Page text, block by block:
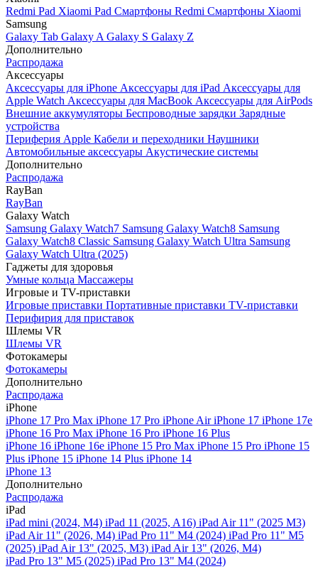
Redmi Pad Xiaomi Pad Смартфоны Redmi Смартфоны Xiaomi
Samsung
Galaxy Tab Galaxy A Galaxy S Galaxy Z
Дополнительно
Распродажа
Аксессуары
Аксессуары для iPhone Аксессуары для iPad Аксессуары для
Apple Watch Аксессуары для MacBook Аксессуары для AirPods
Внешние аккумуляторы Беспроводные зарядки Зарядные
устройства
Периферия Apple Кабели и переходники Наушники
Автомобильные аксессуары Акустические системы
Дополнительно
Распродажа
RayBan
RayBan
Galaxy Watch
Samsung Galaxy Watch7 Samsung Galaxy Watch8 Samsung
Galaxy Watch8 Classic Samsung Galaxy Watch Ultra Samsung
Galaxy Watch Ultra (2025)
Гаджеты для здоровья
Умные кольца Массажеры
Игровые и TV-приставки
Игровые приставки Портативные приставки TV-приставки
Перифирия для приставок
Шлемы VR
Шлемы VR
Фотокамеры
Фотокамеры
Дополнительно
Распродажа
iPhone
iPhone 17 Pro Max iPhone 17 Pro iPhone AiriPhone 17 iPhone 17e
iPhone 16 Pro Max iPhone 16 Pro iPhone 16 Plus
iPhone 16 iPhone 16e iPhone 15 Pro Max iPhone 15 Pro iPhone 15
Plus iPhone 15 iPhone 14 Plus iPhone 14
iPhone 13
Дополнительно
Распродажа
iPad
iPad mini (2024, M4) iPad 11 (2025, A16) iPad Air 11" (2025 M3)
iPad Air 11" (2026, M4) iPad Pro 11" M4 (2024) iPad Pro 11" M5
(2025) iPad Air 13" (2025, M3) iPad Air 13" (2026, M4)
iPad Pro 13" M5 (2025) iPad Pro 13" M4 (2024)